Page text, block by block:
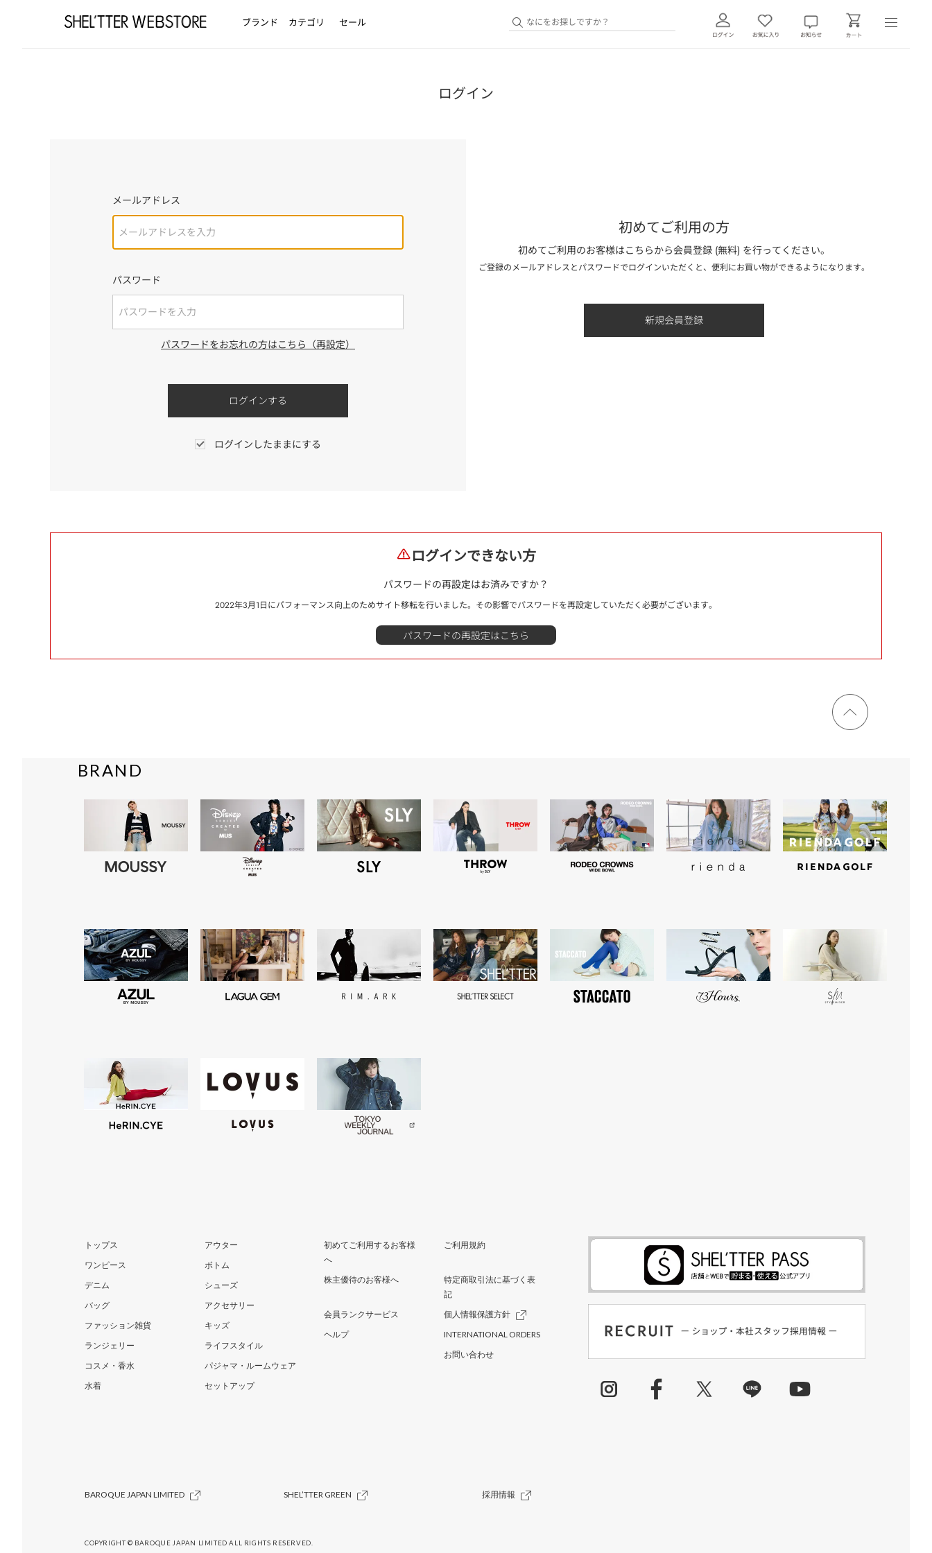
ブランド カテゴリ セール
ログイン
メールアドレス
パスワード
パスワードをお忘れの方はこちら（再設定）
ログインしたままにする
初めてご利用の方
初めてご利用のお客様はこちらから会員登録 (無料) を行ってください。
ご登録のメールアドレスとパスワードでログインいただくと、便利にお買い物ができるようになります。
ログインできない方
パスワードの再設定はお済みですか？
2022年3月1日にパフォーマンス向上のためサイト移転を行いました。その影響でパスワードを再設定していただく必要がございます。
ページ
トップ
BRAND
トップス
アウター
ワンピース
ボトム
デニム
シューズ
バッグ
アクセサリー
ファッション雑貨
キッズ
ランジェリー
ライフスタイル
コスメ・香水
パジャマ・ルームウェア
水着
セットアップ
初めてご利用するお客様
へ
ご利用規約
株主優待のお客様へ
特定商取引法に基づく表
記
会員ランクサービス
個人情報保護方針
ヘルプ
INTERNATIONAL ORDERS
お問い合わせ
BAROQUE JAPAN LIMITED SHEL’TTER GREEN 採用情報
COPYRIGHT © BAROQUE JAPAN LIMITED ALL RIGHTS RESERVED.